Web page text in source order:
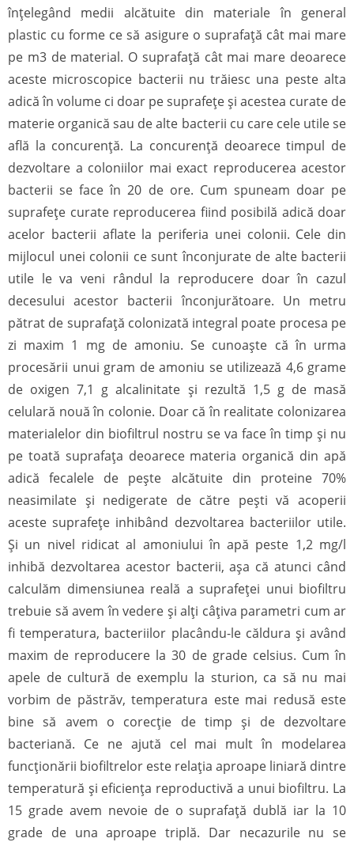
înțelegând medii alcătuite din materiale în general
plastic cu forme ce să asigure o suprafață cât mai mare
pe m3 de material. O suprafață cât mai mare deoarece
aceste microscopice bacterii nu trăiesc una peste alta
adică în volume ci doar pe suprafețe și acestea curate de
materie organică sau de alte bacterii cu care cele utile se
află la concurență. La concurență deoarece timpul de
dezvoltare a coloniilor mai exact reproducerea acestor
bacterii se face în 20 de ore. Cum spuneam doar pe
suprafețe curate reproducerea fiind posibilă adică doar
acelor bacterii aflate la periferia unei colonii. Cele din
mijlocul unei colonii ce sunt înconjurate de alte bacterii
utile le va veni rândul la reproducere doar în cazul
decesului acestor bacterii înconjurătoare. Un metru
pătrat de suprafață colonizată integral poate procesa pe
zi maxim 1 mg de amoniu. Se cunoaște că în urma
procesării unui gram de amoniu se utilizează 4,6 grame
de oxigen 7,1 g alcalinitate și rezultă 1,5 g de masă
celulară nouă în colonie. Doar că în realitate colonizarea
materialelor din biofiltrul nostru se va face în timp și nu
pe toată suprafața deoarece materia organică din apă
adică fecalele de pește alcătuite din proteine 70%
neasimilate și nedigerate de către pești vă acoperii
aceste suprafețe inhibând dezvoltarea bacteriilor utile.
Și un nivel ridicat al amoniului în apă peste 1,2 mg/l
inhibă dezvoltarea acestor bacterii, așa că atunci când
calculăm dimensiunea reală a suprafeței unui biofiltru
trebuie să avem în vedere și alți câțiva parametri cum ar
fi temperatura, bacteriilor placându-le căldura și având
maxim de reproducere la 30 de grade celsius. Cum în
apele de cultură de exemplu la sturion, ca să nu mai
vorbim de păstrăv, temperatura este mai redusă este
bine să avem o corecție de timp și de dezvoltare
bacteriană. Ce ne ajută cel mai mult în modelarea
funcționării biofiltrelor este relația aproape liniară dintre
temperatură și eficiența reproductivă a unui biofiltru. La
15 grade avem nevoie de o suprafață dublă iar la 10
grade de una aproape triplă. Dar necazurile nu se